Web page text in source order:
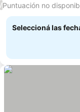
/Puntuación no
Seleccioná las